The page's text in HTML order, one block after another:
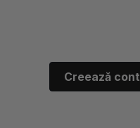
Creează cont